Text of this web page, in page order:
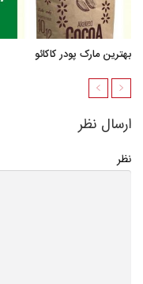
بهترین مارک پودر کاکائو
ارسال نظر
نظر